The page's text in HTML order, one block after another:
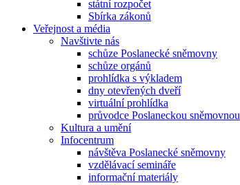
státní rozpočet
Sbírka zákonů
Veřejnost a média
Navštivte nás
schůze Poslanecké sněmovny
schůze orgánů
prohlídka s výkladem
dny otevřených dveří
virtuální prohlídka
průvodce Poslaneckou sněmovnou
Kultura a umění
Infocentrum
návštěva Poslanecké sněmovny
vzdělávací semináře
informační materiály